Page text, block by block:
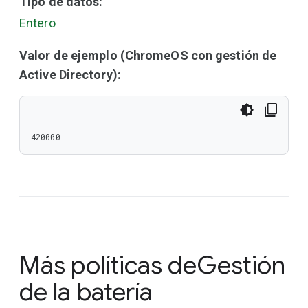
Entero
Valor de ejemplo (ChromeOS con gestión de
Active Directory):
420000
Más políticas deGestión
de la batería